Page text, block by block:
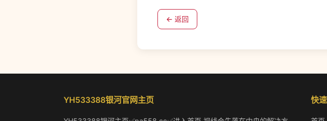
← 返回
YH533388银河官网主页 快